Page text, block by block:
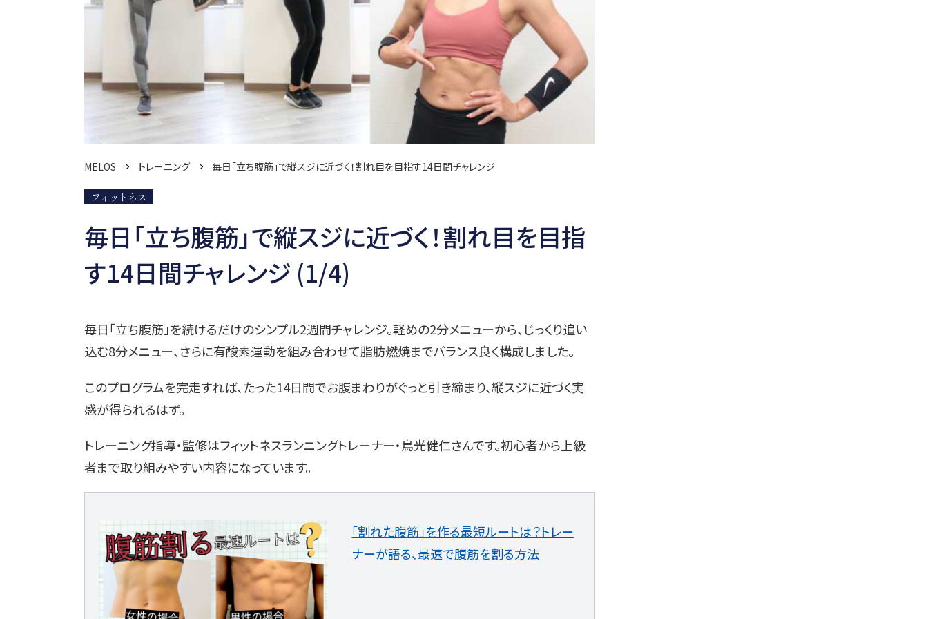
MELOS トレーニング 毎日「立ち腹筋」で縦スジに近づく！割れ目を目指す14日間チャレンジ
フィットネス
毎日「立ち腹筋」で縦スジに近づく！割れ目を目指
す14日間チャレンジ (1/4)
毎日「立ち腹筋」を続けるだけのシンプル2週間チャレンジ。軽めの2分メニューから、じっくり追い
込む8分メニュー、さらに有酸素運動を組み合わせて脂肪燃焼までバランス良く構成しました。
このプログラムを完走すれば、たった14日間でお腹まわりがぐっと引き締まり、縦スジに近づく実
感が得られるはず。
トレーニング指導・監修はフィットネスランニングトレーナー・鳥光健仁さんです。初心者から上級
者まで取り組みやすい内容になっています。
「割れた腹筋」を作る最短ルートは？トレー
ナーが語る、最速で腹筋を割る方法